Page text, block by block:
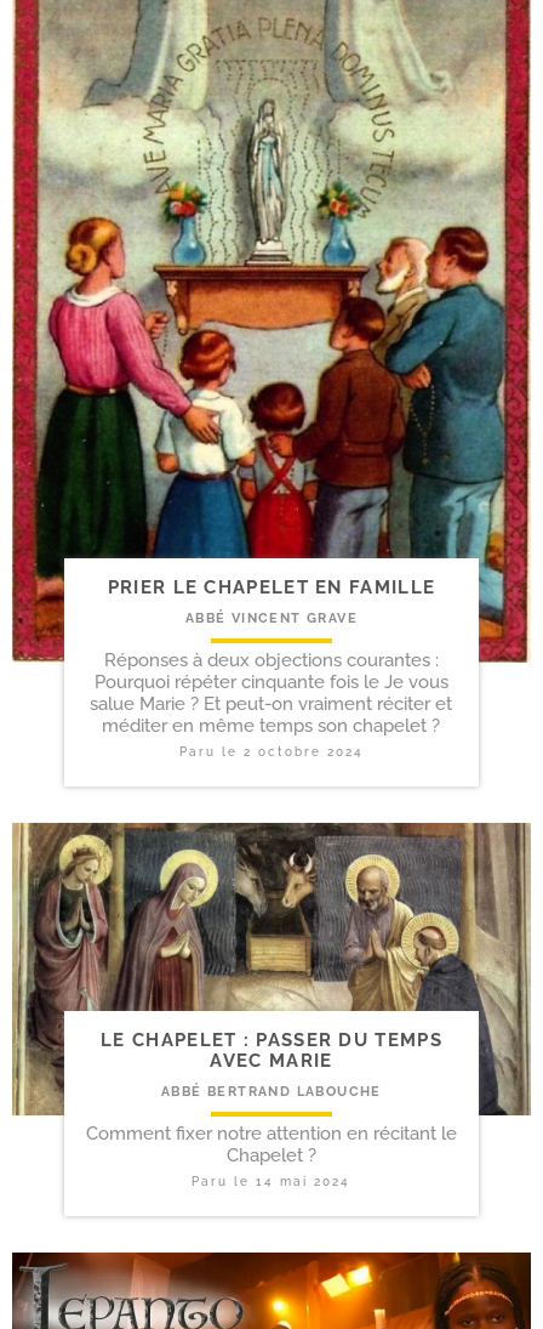
PRIER LE CHAPELET EN FAMILLE
ABBÉ VINCENT GRAVE
Réponses à deux objections courantes :
Pourquoi répéter cinquante fois le Je vous
salue Marie ? Et peut-on vraiment réciter et
méditer en même temps son chapelet ?
Paru le 2 octobre 2024
LE CHAPELET : PASSER DU TEMPS
AVEC MARIE
ABBÉ BERTRAND LABOUCHE
Comment fixer notre attention en récitant le
Chapelet ?
Paru le14 mai 2024